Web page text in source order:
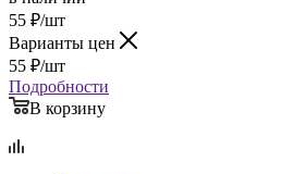
Варианты цен
55
Подробности
В корзину